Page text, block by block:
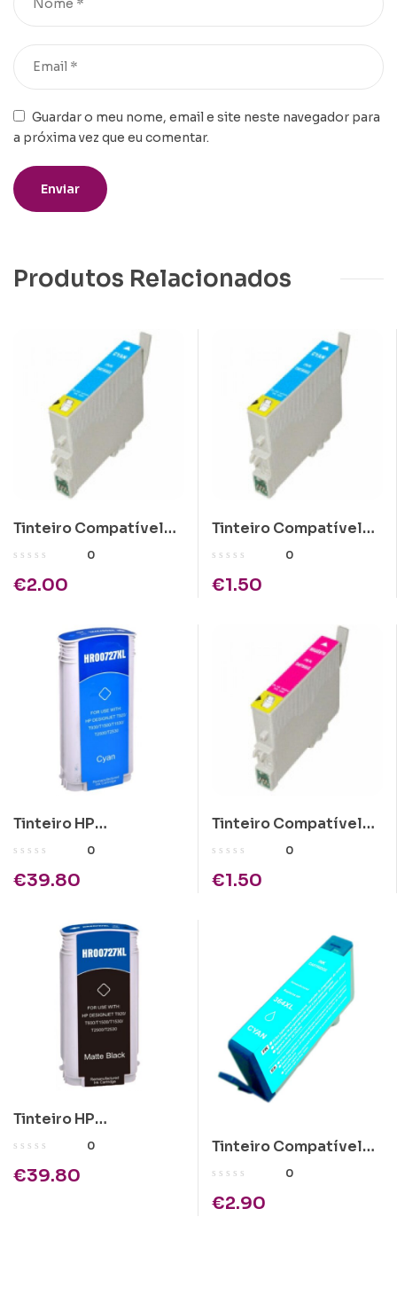
Guardar o meu nome, email e site neste navegador para
a próxima vez que eu comentar.
Produtos Relacionados
Tinteiro Compatível
Epson T0712/T0892
0
€2.00
Tinteiro Compatível
Epson T0612 Ciano
0
€1.50
Tinteiro HP
Compatível 727 Azul
0
€39.80
Tinteiro Compatível
Epson T0613 Magenta
0
€1.50
Tinteiro HP
Compatível 727 Preto
0
€39.80
Tinteiro Compatível
HP 364XL Azul
0
€2.90